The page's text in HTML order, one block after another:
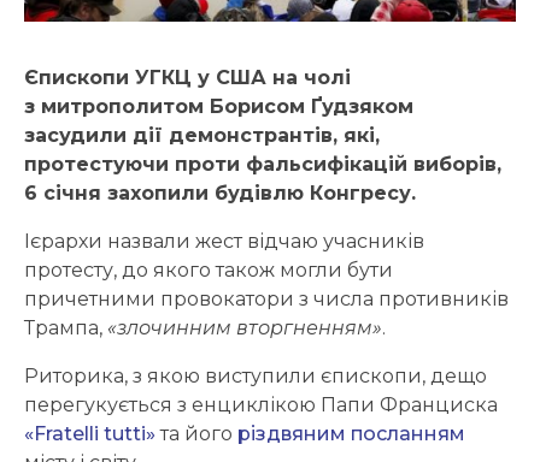
Єпископи УГКЦ у США на чолі
з митрополитом Борисом Ґудзяком
засудили дії демонстрантів, які,
протестуючи проти фальсифікацій виборів,
6 січня захопили будівлю Конгресу.
Ієрархи назвали жест відчаю учасників
протесту, до якого також могли бути
причетними провокатори з числа противників
Трампа, «злочинним вторгненням».
Риторика, з якою виступили єпископи, дещо
перегукується з енциклікою Папи Франциска
«Fratelli tutti» та його різдвяним посланням